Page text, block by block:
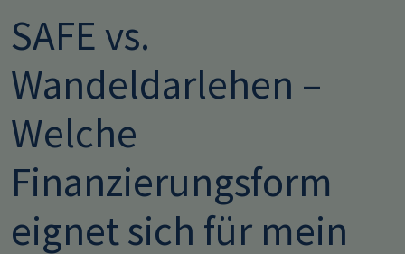
SAFE vs.
Wandeldarlehen –
Welche
Finanzierungsform
eignet sich für mein